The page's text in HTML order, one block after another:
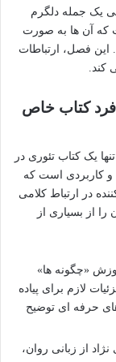
یک جمله دلگرم
که آن ها به صورت
این فصل، ارتباطات
کند.
کتاب خاص
کردن» تنها یک کتاب تئوری در
و کاربردی است که
در ارتباط کلامی
از بسیاری از
«چگونه ها»
لازم برای پیاده
حرفه ای توضیح
از زبانی روان،